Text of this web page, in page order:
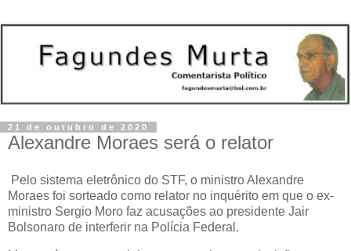
21 de outubro de 2020
Alexandre Moraes será o relator
Pelo sistema eletrônico do STF, o ministro Alexandre
Moraes foi sorteado como relator no inquérito em que o ex-
ministro Sergio Moro faz acusações ao presidente Jair
Bolsonaro de interferir na Polícia Federal.